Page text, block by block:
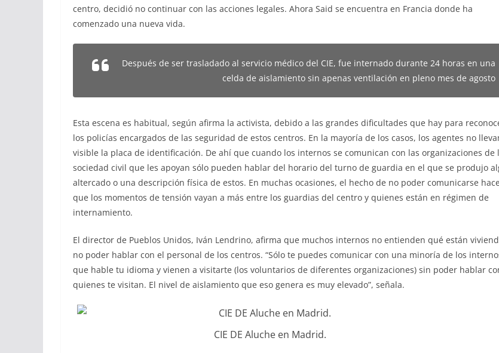
centro, decidió no continuar con las acciones legales. Ahora Said se encuentra en Francia donde ha
comenzado una nueva vida.
Después de ser trasladado al servicio médico del CIE, fue internado durante 24 horas en una
celda de aislamiento sin apenas ventilación en pleno mes de agosto
Esta escena es habitual, según afirma la activista, debido a las grandes dificultades que hay para
los policías encargados de las seguridad de estos centros. En la mayoría de los casos, los agentes no
visible la placa de identificación. De ahí que cuando los internos se comunican con las organizaciones de
sociedad civil que les apoyan sólo pueden hablar del horario del turno de guardia en el que se produjo
altercado o una descripción física de estos. En muchas ocasiones, el hecho de no poder comunicarse hace
que los momentos de tensión vayan a más entre los guardias del centro y quienes están en régimen de
internamiento.
El director de Pueblos Unidos, Iván Lendrino, afirma que muchos internos no entienden qué están
no poder hablar con el personal de los centros. “Sólo te puedes comunicar con una minoría de los
que hable tu idioma y vienen a visitarte (los voluntarios de diferentes organizaciones) sin poder hablar
quienes te visitan. El nivel de aislamiento que eso genera es muy elevado”, señala.
CIE DE Aluche en Madrid.